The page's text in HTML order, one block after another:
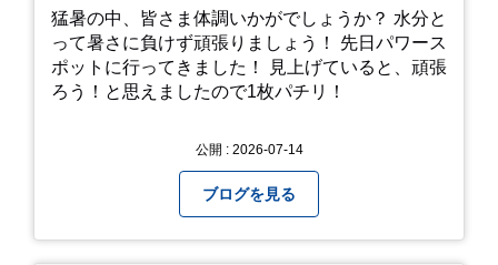
猛暑の中、皆さま体調いかがでしょうか？ 水分と
って暑さに負けず頑張りましょう！ 先日パワース
ポットに行ってきました！ 見上げていると、頑張
ろう！と思えましたので1枚パチリ！
公開 : 2026-07-14
ブログを見る